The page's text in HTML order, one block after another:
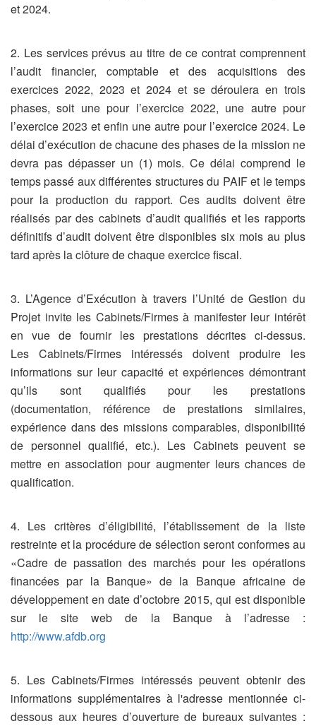
et 2024.
2. Les services prévus au titre de ce contrat comprennent
l’audit financier, comptable et des acquisitions des
exercices 2022, 2023 et 2024 et se déroulera en trois
phases, soit une pour l’exercice 2022, une autre pour
l’exercice 2023 et enfin une autre pour l’exercice 2024. Le
délai d’exécution de chacune des phases de la mission ne
devra pas dépasser un (1) mois. Ce délai comprend le
temps passé aux différentes structures du PAIF et le temps
pour la production du rapport. Ces audits doivent être
réalisés par des cabinets d’audit qualifiés et les rapports
définitifs d’audit doivent être disponibles six mois au plus
tard après la clôture de chaque exercice fiscal.
3. L’Agence d’Exécution à travers l’Unité de Gestion du
Projet invite les Cabinets/Firmes à manifester leur intérêt
en vue de fournir les prestations décrites ci-dessus.
Les Cabinets/Firmes intéressés doivent produire les
informations sur leur capacité et expériences démontrant
qu’ils sont qualifiés pour les prestations
(documentation, référence de prestations similaires,
expérience dans des missions comparables, disponibilité
de personnel qualifié, etc.). Les Cabinets peuvent se
mettre en association pour augmenter leurs chances de
qualification.
4. Les critères d’éligibilité, l’établissement de la liste
restreinte et la procédure de sélection seront conformes au
«Cadre de passation des marchés pour les opérations
financées par la Banque» de la Banque africaine de
développement en date d’octobre 2015, qui est disponible
sur le site web de la Banque à l’adresse :
http://www.afdb.org
5. Les Cabinets/Firmes intéressés peuvent obtenir des
informations supplémentaires à l'adresse mentionnée ci-
dessous aux heures d’ouverture de bureaux suivantes :